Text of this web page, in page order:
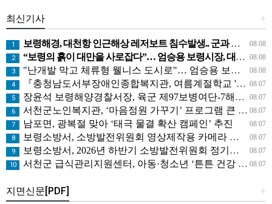
+
최신기사
08.08
1 보령해경, 대천항 인근해상 레저보트 침수발생.. 군과 공조로 전원구조
08.08
2 “보령의 흙이 대만을 사로잡다”… 엄승용 보령시장, 대만 톱 유튜버들과 머드 외교
08.08
3 "난개발 막고 체류형 웰니스 도시로"… 엄승용 보령시장, 청라면 찾아 첫 '주민 대화'
08.07
4 『충청남도서부장애인종합복지관, 여름계절학교 '신나는 여름탐험대' 성료』
08.07
5 장윤석 보령해양경찰서장, 육군 제97보병여단-7해안감시대대 방문… 밀입국 차단 공조 강화
08.07
6 서천군노인복지관, ‘마음정원 가꾸기’ 프로그램 큰 호응
08.07
7 남포면, 광복절 맞아 ‘태극 물결 확산 캠페인’ 추진
08.07
8 보령소방서, 소방발전위원회 영상제작용 카메라 기탁으로 영상 홍보 역량 강화
08.07
9 보령소방서, 2026년 하반기 소방발전위원회 정기회의 개최
08.07
10 서천군 급식관리지원센터, 아동·청소년 ‘튼튼 건강 교실’ 운영
+
지면신문[PDF]